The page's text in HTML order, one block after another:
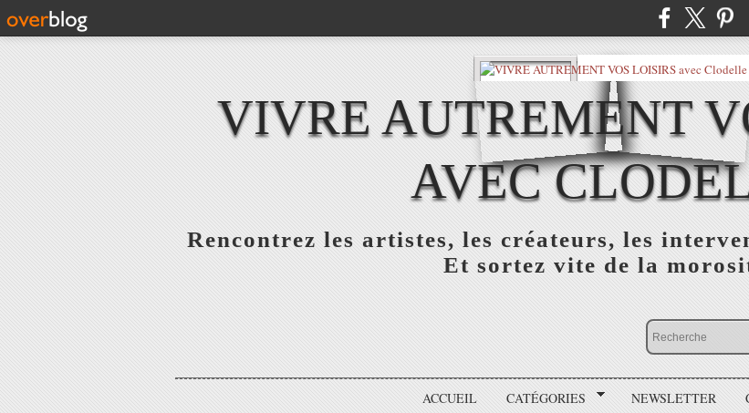
VIVRE AUTREMENT
AVEC
Rencontrez les artistes, les créateurs, les
Et sortez vite de la
ACCUEIL CATÉGORIES NEWSLETTER